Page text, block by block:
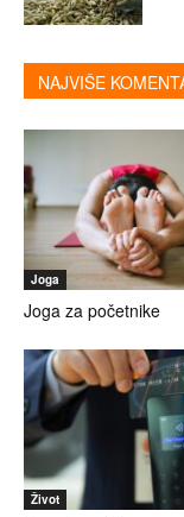
NAJVIŠE
Joga
Joga za početnike
Život